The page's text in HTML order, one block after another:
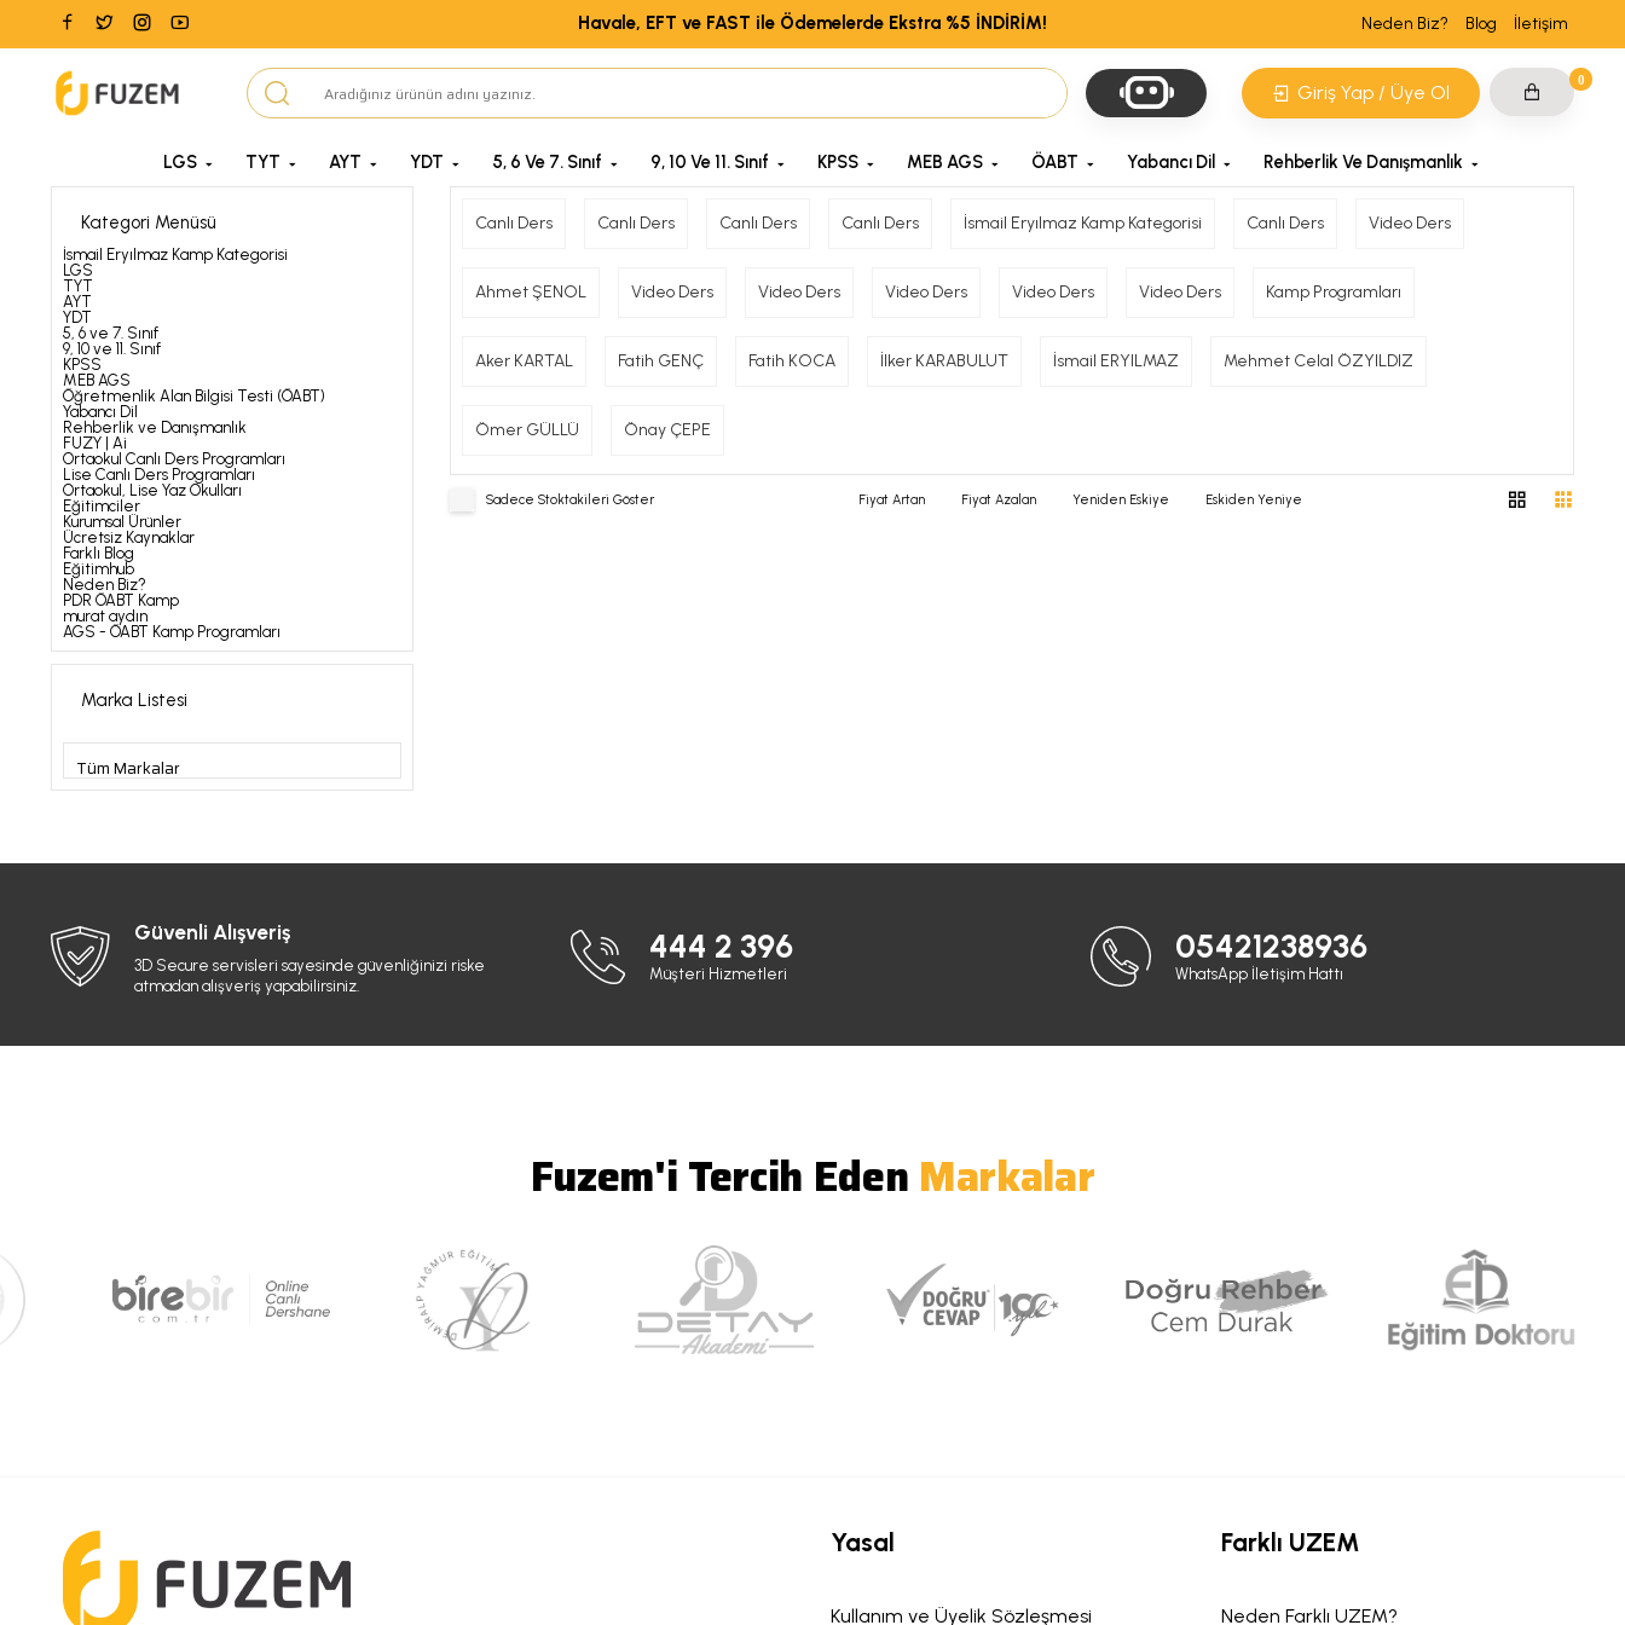
Havale, EFT ve FAST ile Ödemelerde Ekstra %5 İNDİRİM! Neden Biz? Blog İletişim
0
Giriş Yap / Üye Ol
LGS TYT AYT YDT 5, 6 Ve 7. Sınıf 9, 10 Ve 11. Sınıf KPSS MEB AGS ÖABT Yabancı Dil Rehberlik Ve Danışmanlık
Kategori Menüsü
İsmail Eryılmaz Kamp Kategorisi
LGS
TYT
AYT
YDT
5, 6 ve 7. Sınıf
9, 10 ve 11. Sınıf
KPSS
MEB AGS
Öğretmenlik Alan Bilgisi Testi (ÖABT)
Yabancı Dil
Rehberlik ve Danışmanlık
FUZY | Ai
Ortaokul Canlı Ders Programları
Lise Canlı Ders Programları
Ortaokul, Lise Yaz Okulları
Eğitimciler
Kurumsal Ürünler
Ücretsiz Kaynaklar
Farklı Blog
Eğitimhub
Neden Biz?
PDR ÖABT Kamp
murat aydın
AGS - ÖABT Kamp Programları
Marka Listesi
Canlı Ders Canlı Ders Canlı Ders Canlı Ders İsmail Eryılmaz Kamp Kategorisi Canlı Ders Video Ders
Ahmet ŞENOL Video Ders Video Ders Video Ders Video Ders Video Ders Kamp Programları
Aker KARTAL Fatih GENÇ Fatih KOCA İlker KARABULUT İsmail ERYILMAZ Mehmet Celal ÖZYILDIZ
Ömer GÜLLÜ Önay ÇEPE
Sadece Stoktakileri Göster Fiyat Artan Fiyat Azalan Yeniden Eskiye Eskiden Yeniye
Güvenli Alışveriş
3D Secure servisleri sayesinde güvenliğinizi riske
atmadan alışveriş yapabilirsiniz.
444 2 396
Müşteri Hizmetleri
05421238936
WhatsApp İletişim Hattı
Fuzem'i Tercih Eden Markalar
Yasal
Kullanım ve Üyelik Sözleşmesi
Farklı UZEM
Neden Farklı UZEM?